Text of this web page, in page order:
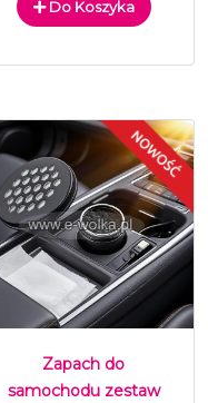
Do Koszyka
Zapach do
samochodu zestaw